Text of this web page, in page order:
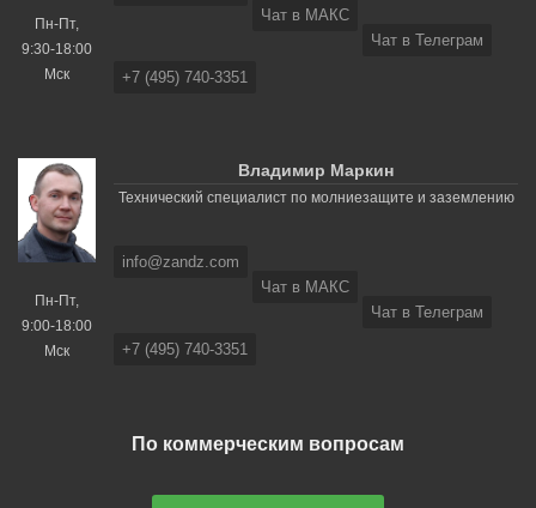
Пн-Пт,
9:30-18:00
Мск
Чат в МАКС
Чат в Телеграм
+7 (495) 740-3351
Пн-Пт,
9:00-18:00
Мск
Владимир Маркин
Технический специалист по молниезащите и заземлению
info@zandz.com
Чат в МАКС
Чат в Телеграм
+7 (495) 740-3351
По коммерческим вопросам